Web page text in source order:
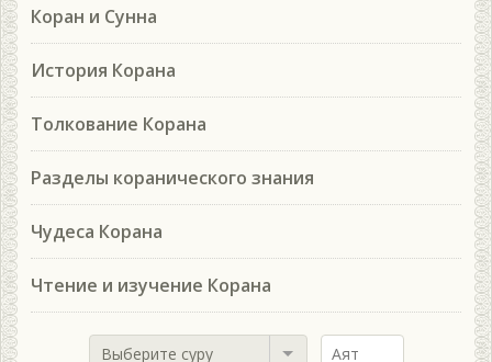
Коран и Сунна
История Корана
Толкование Корана
Разделы коранического знания
Чудеса Корана
Чтение и изучение Корана
Выберите суру